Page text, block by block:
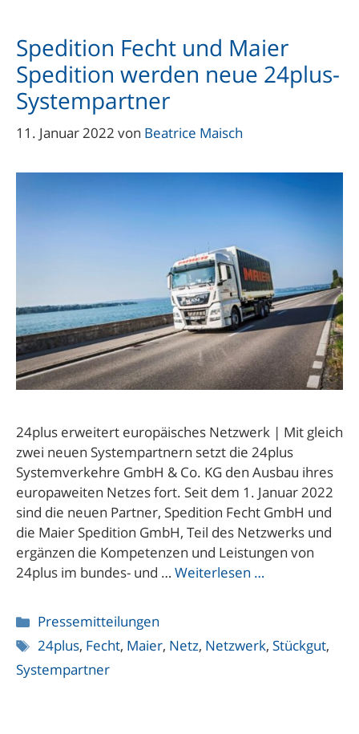
Spedition Fecht und Maier
Spedition werden neue 24plus-
Systempartner
11. Januar 2022 von Beatrice Maisch
24plus erweitert europäisches Netzwerk | Mit gleich
zwei neuen Systempartnern setzt die 24plus
Systemverkehre GmbH & Co. KG den Ausbau ihres
europaweiten Netzes fort. Seit dem 1. Januar 2022
sind die neuen Partner, Spedition Fecht GmbH und
die Maier Spedition GmbH, Teil des Netzwerks und
ergänzen die Kompetenzen und Leistungen von
24plus im bundes- und … Weiterlesen …
Kategorien
Pressemitteilungen
Schlagwörter
24plus, Fecht, Maier, Netz, Netzwerk, Stückgut,
Systempartner